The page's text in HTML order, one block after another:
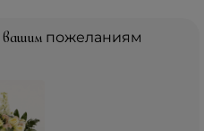
вашим пожеланиям